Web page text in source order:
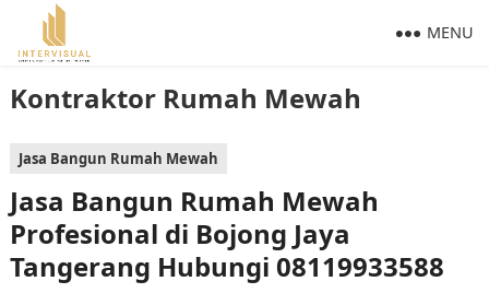
Kontraktor Rumah Mewah
MENU
Jasa Bangun Rumah Mewah
Jasa Bangun Rumah Mewah
Profesional di Bojong Jaya
Tangerang Hubungi 08119933588